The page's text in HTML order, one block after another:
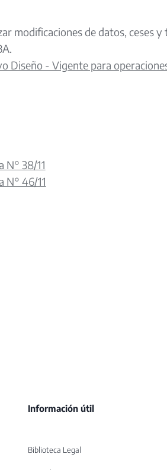
modificaciones de datos, ceses
Diseño - Vigente para
N° 38/11
N° 46/11
Información útil
Biblioteca Legal